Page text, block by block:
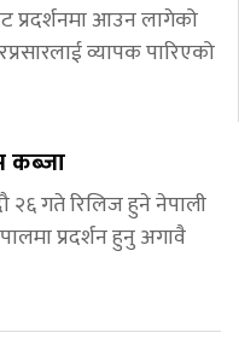
प्रदर्शनमा आउन लागेको
व्यापक पारिएको
कब्जा
२६ गते रिलिज हुने नेपाली
प्रदर्शन हुनु अगावै